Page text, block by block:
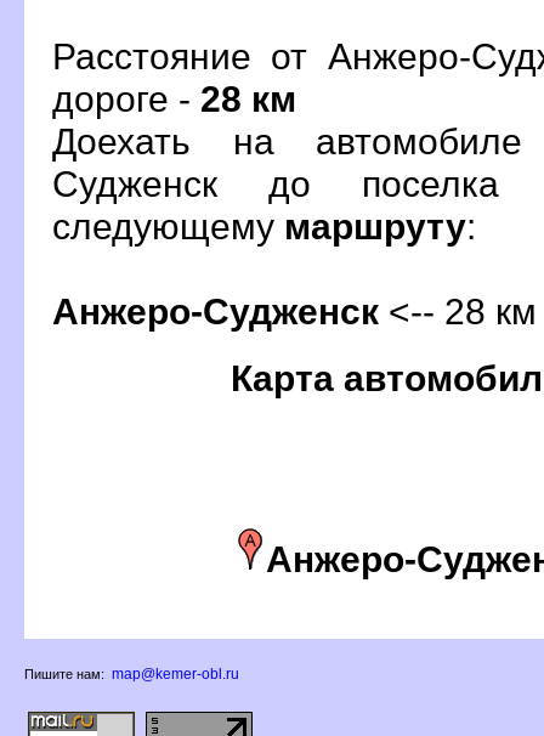
Расстояние от Анжеро-
дороге - 28 км
Доехать на
Судженск до
следующему маршруту:
Анжеро-Судженск <-- 28
Карта
Анжеро-
Пишите нам: map@kemer-obl.ru